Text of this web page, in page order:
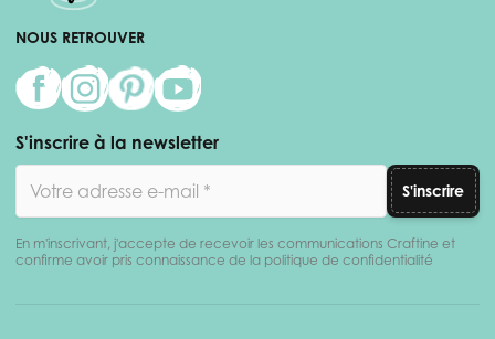
NOUS RETROUVER
S'inscrire à la newsletter
S'inscrire
En m'inscrivant, j'accepte de recevoir les communications Craftine et
confirme avoir pris connaissance de la politique de confidentialité